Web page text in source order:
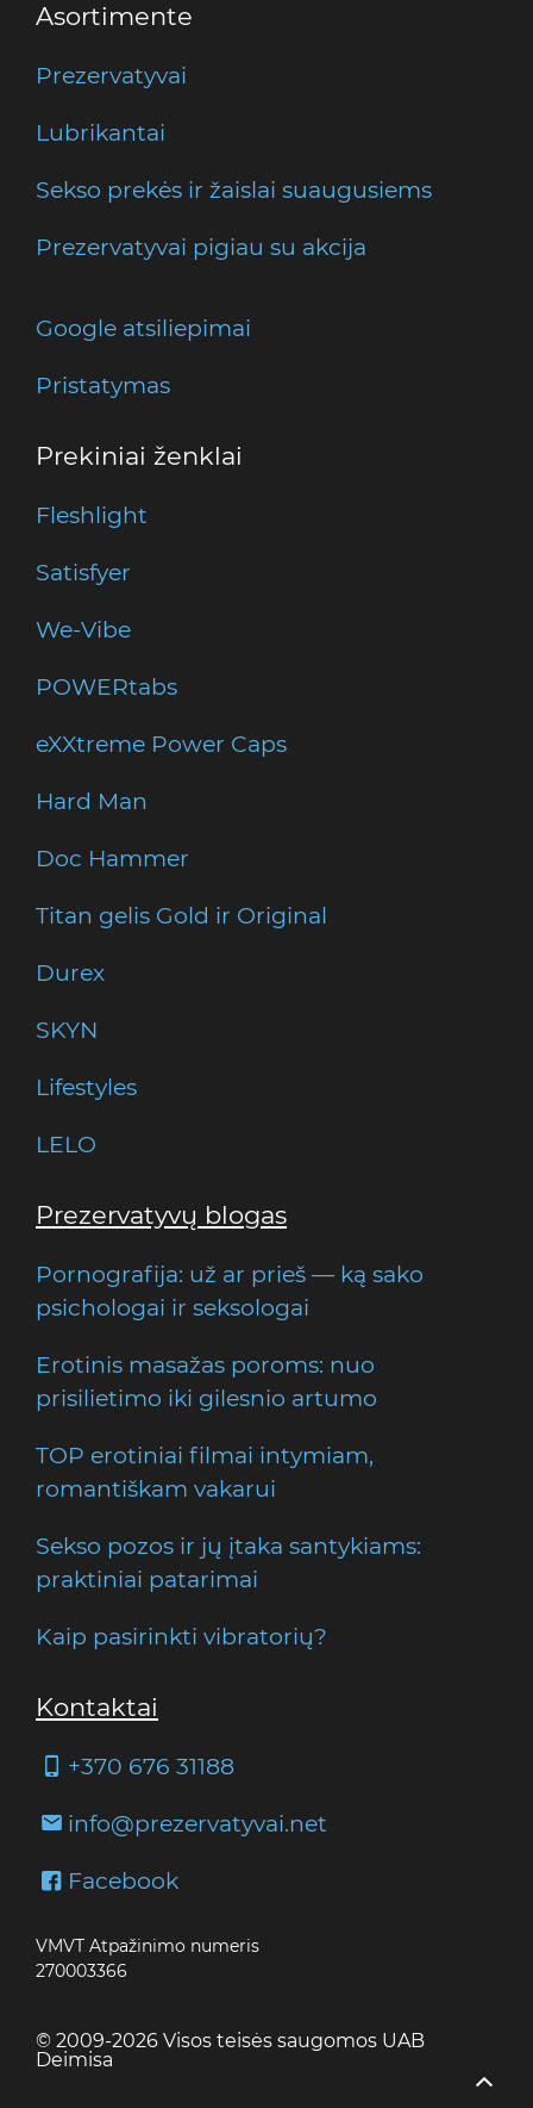
Asortimente
Prezervatyvai
Lubrikantai
Sekso prekės ir žaislai suaugusiems
Prezervatyvai pigiau su akcija
Google atsiliepimai
Pristatymas
Prekiniai ženklai
Fleshlight
Satisfyer
We-Vibe
POWERtabs
eXXtreme Power Caps
Hard Man
Doc Hammer
Titan gelis Gold ir Original
Durex
SKYN
Lifestyles
LELO
Prezervatyvų blogas
Pornografija: už ar prieš — ką sako
psichologai ir seksologai
Erotinis masažas poroms: nuo
prisilietimo iki gilesnio artumo
TOP erotiniai filmai intymiam,
romantiškam vakarui
Sekso pozos ir jų įtaka santykiams:
praktiniai patarimai
Kaip pasirinkti vibratorių?
Kontaktai
+370 676 31188
info@prezervatyvai.net
Facebook
VMVT Atpažinimo numeris
270003366
© 2009-2026 Visos teisės saugomos UAB
Deimisa